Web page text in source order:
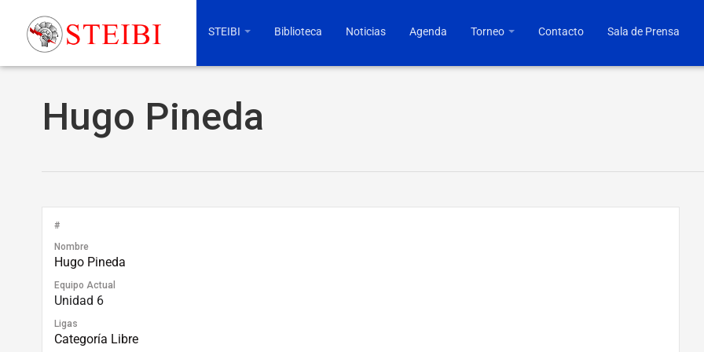
STEIBI Biblioteca Noticias Agenda Torneo Contacto Sala de Prensa
Hugo Pineda
#
Nombre
Hugo Pineda
Equipo Actual
Unidad 6
Ligas
Categoría Libre